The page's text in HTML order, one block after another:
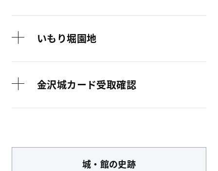
いもり堀園地
金沢城カード受取確認
城・館の史跡